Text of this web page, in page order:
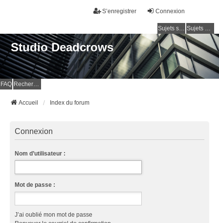
Connexion
S’enregistrer
Sujets sans réponse Sujets actifs
Studio Deadcrows
FAQ Rechercher
Accueil Index du forum
Connexion
Nom d’utilisateur :
Mot de passe :
J’ai oublié mon mot de passe